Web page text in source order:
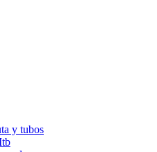
y tubos